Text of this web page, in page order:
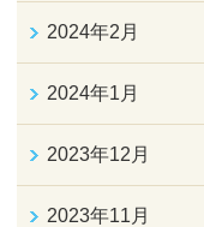
2024年2月
2024年1月
2023年12月
2023年11月